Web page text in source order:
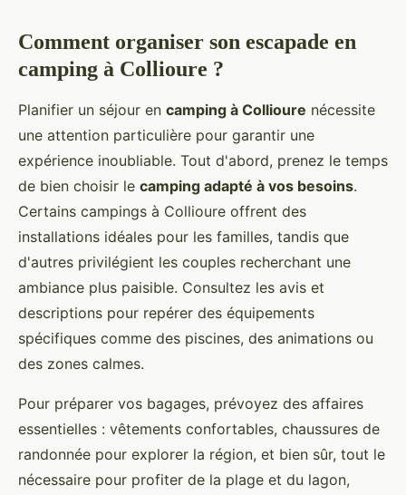
Comment organiser son escapade en
camping à Collioure ?
Planifier un séjour en camping à Collioure nécessite
une attention particulière pour garantir une
expérience inoubliable. Tout d'abord, prenez le temps
de bien choisir le camping adapté à vos besoins.
Certains campings à Collioure offrent des
installations idéales pour les familles, tandis que
d'autres privilégient les couples recherchant une
ambiance plus paisible. Consultez les avis et
descriptions pour repérer des équipements
spécifiques comme des piscines, des animations ou
des zones calmes.
Pour préparer vos bagages, prévoyez des affaires
essentielles : vêtements confortables, chaussures de
randonnée pour explorer la région, et bien sûr, tout le
nécessaire pour profiter de la plage et du lagon,